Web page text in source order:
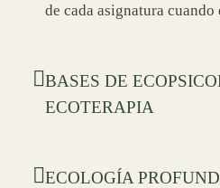
de cada asignatura
BASES DE
ECOTERAPIA
ECOLOGÍA